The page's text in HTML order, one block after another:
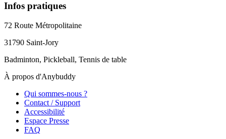
Infos pratiques
72 Route Métropolitaine
31790 Saint-Jory
Badminton, Pickleball, Tennis de table
À propos d'Anybuddy
Qui sommes-nous ?
Contact / Support
Accessibilité
Espace Presse
FAQ